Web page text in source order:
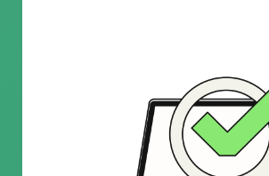
Consent Management